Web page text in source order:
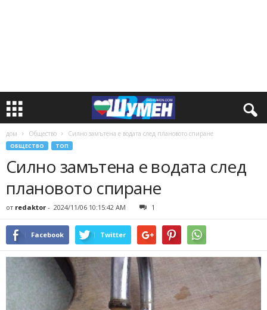
дом Общество Силно замътена е водата след плановото спиране
ОБЩЕСТВО ТОП
Силно замътена е водата след
плановото спиране
от redaktor - 2024/11/06 10:15:42 AM 1
Facebook Twitter